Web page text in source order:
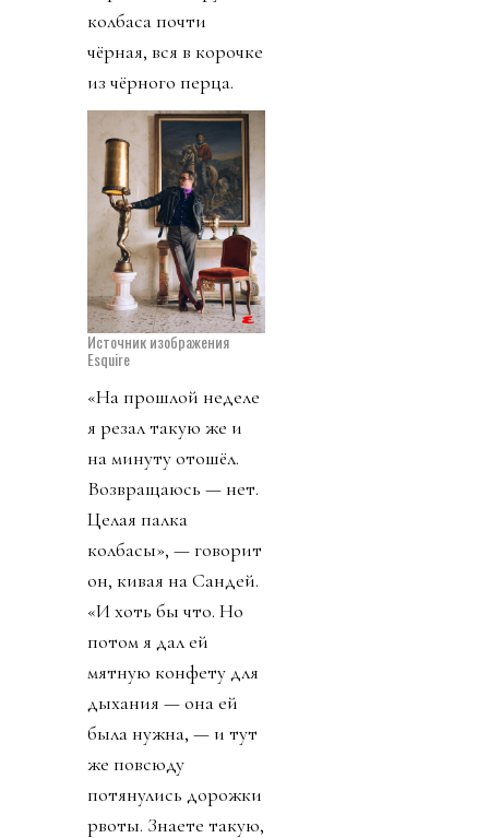
колбаса почти
чёрная, вся в корочке
из чёрного перца.
Источник изображения
Esquire
«На прошлой неделе
я резал такую же и
на минуту отошёл.
Возвращаюсь — нет.
Целая палка
колбасы», — говорит
он, кивая на Сандей.
«И хоть бы что. Но
потом я дал ей
мятную конфету для
дыхания — она ей
была нужна, — и тут
же повсюду
потянулись дорожки
рвоты. Знаете такую,